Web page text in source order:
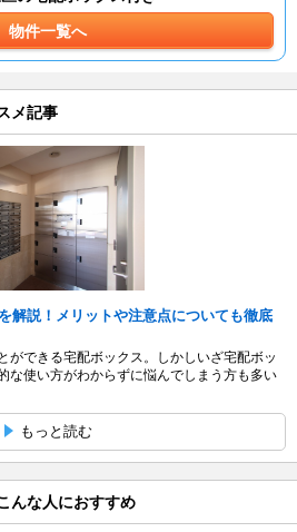
物件一覧へ
メ記事
解説！メリットや注意点についても徹底
ができる宅配ボックス。しかしいざ宅配ボッ
な使い方がわからずに悩んでしまう方も多い
もっと読む
んな人におすすめ